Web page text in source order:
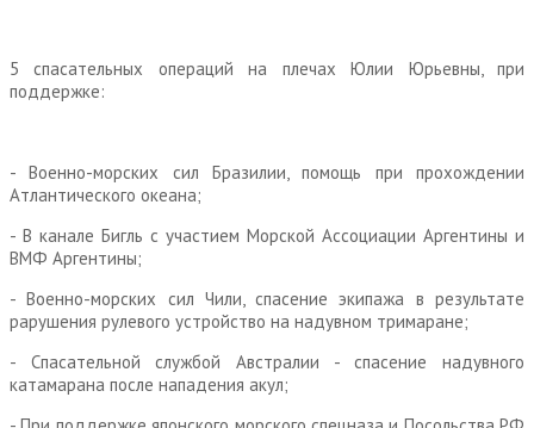
5 спасательных операций на плечах Юлии Юрьевны, при
поддержке:
- Военно-морских сил Бразилии, помощь при прохождении
Атлантического океана;
- В канале Бигль с участием Морской Ассоциации Аргентины и
ВМФ Аргентины;
- Военно-морских сил Чили, спасение экипажа в результате
рарушения рулевого устройство на надувном тримаране;
- Спасательной службой Австралии - спасение надувного
катамарана после нападения акул;